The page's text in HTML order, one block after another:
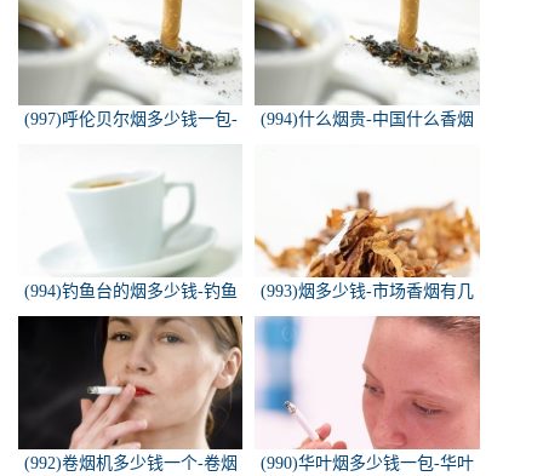
(997)呼伦贝尔烟多少钱一包-
白色的呼伦贝尔香烟多少钱一
(994)什么烟贵-中国什么香烟
(994)钓鱼台的烟多少钱-钓鱼
台香烟价格有哪几种规格？
(993)烟多少钱-市场香烟有几
种 各多少钱一包
(992)卷烟机多少钱一个-卷烟
(990)华叶烟多少钱一包-华叶